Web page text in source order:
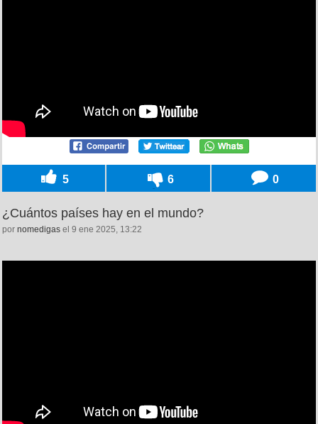
5 6 0
¿Cuántos países hay en el mundo?
por nomedigas el 9 ene 2025, 13:22